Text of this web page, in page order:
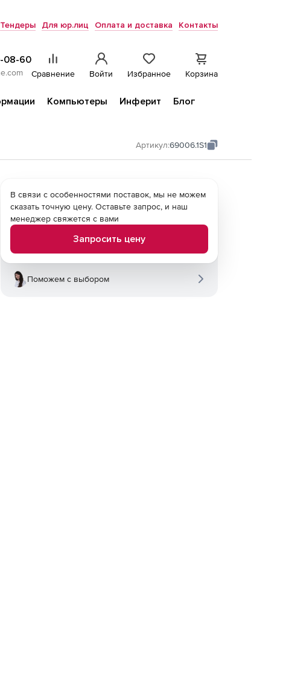
Тендеры Для юр.лиц Оплата и доставка Контакты
08-60
Сравнение Войти Избранное Корзина
Компьютеры Инферит
Блог
Артикул:69006.1S1
В связи с особенностями поставок, мы не можем
сказать точную цену. Оставьте запрос, и наш
менеджер свяжется с вами
Запросить цену
Поможем с выбором